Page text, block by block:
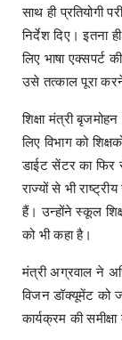
साथ ही प्रतियोगी
निर्देश दिए। इतना
लिए भाषा एक्सपर्ट
उसे तत्काल पूरा करने
शिक्षा मंत्री
लिए विभाग को
डाईट सेंटर का
राज्यों से भी
हैं। उन्होंने स्कूल
को भी कहा है।
मंत्री अग्रवाल ने
विजन डॉक्यूमेंट को
कार्यक्रम की समीक्षा